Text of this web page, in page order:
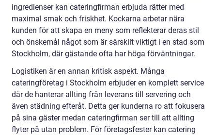
ingredienser kan cateringfirman erbjuda rätter med
maximal smak och friskhet. Kockarna arbetar nära
kunden för att skapa en meny som reflekterar deras stil
och önskemål något som är särskilt viktigt i en stad som
Stockholm, där gästande ofta har höga förväntningar.
Logistiken är en annan kritisk aspekt. Många
cateringföretag i Stockholm erbjuder en komplett service
där de hanterar allting från leverans till servering och
även städning efteråt. Detta ger kunderna ro att fokusera
på sina gäster medan cateringfirman ser till att allting
flyter på utan problem. För företagsfester kan catering